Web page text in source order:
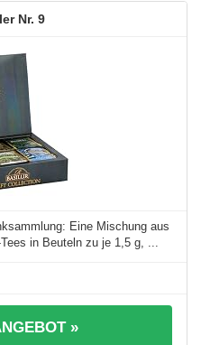
9
Eine Mischung aus
in Beuteln zu je 1,5 g, ...
»